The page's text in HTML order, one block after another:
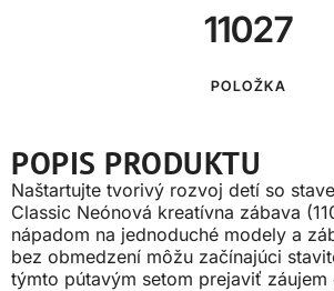
11027
POLOŽKA
POPIS PRODUKTU
Naštartujte tvorivý rozvoj detí so
Classic Neónová kreatívna zábava
nápadom na jednoduché modely a
bez obmedzení môžu začínajúci
týmto pútavým setom prejaviť záujem